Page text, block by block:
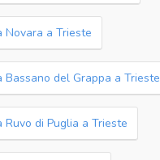
Novara a Trieste
Bassano del Grappa a Trieste
Ruvo di Puglia a Trieste